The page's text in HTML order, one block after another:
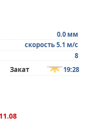
0.0 мм
скорость 5.1 м/с
8
Закат 19:28